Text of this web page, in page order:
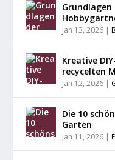
Grundlagen
Jan 13, 2026 |
Kreative
recycelten
Jan 12, 2026 |
Die 10
Garten
Jan 11, 2026 |